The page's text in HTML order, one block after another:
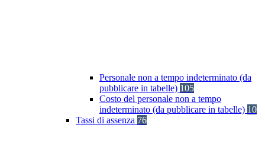
Personale non a tempo indeterminato (da
pubblicare in tabelle) 105
Costo del personale non a tempo
indeterminato (da pubblicare in tabelle) 10
Tassi di assenza 76